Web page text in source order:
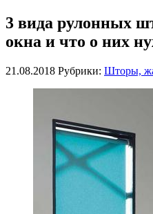
3 вида рулонных
окна и что о них
21.08.2018 Рубрики: Шторы,